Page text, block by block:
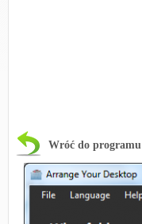
Wróć do programu